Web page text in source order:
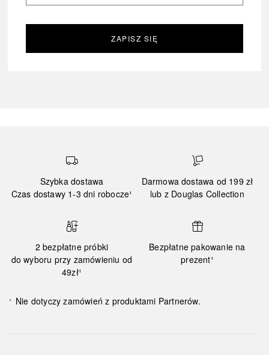
ZAPISZ SIĘ
Szybka dostawa
Czas dostawy 1-3 dni robocze¹
Darmowa dostawa od 199 zł
lub z Douglas Collection
2 bezpłatne próbki
do wyboru przy zamówieniu od
49zł¹
Bezpłatne pakowanie na
prezent¹
¹ Nie dotyczy zamówień z produktami Partnerów.